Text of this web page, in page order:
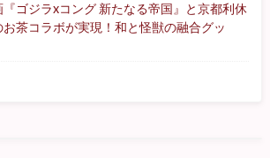
『ゴジラxコング 新たなる帝国』と京都利休
お茶コラボが実現！和と怪獣の融合グッ